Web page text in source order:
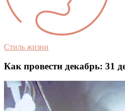
Стиль жизни
Как провести декабрь: 31